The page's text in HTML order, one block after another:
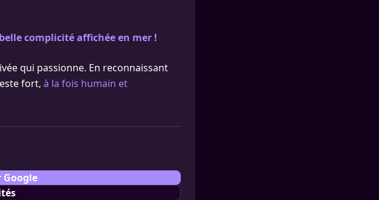
complicité affichée en mer !
qui passionne. En reconnaissant
fort, à la fois humain et
Google